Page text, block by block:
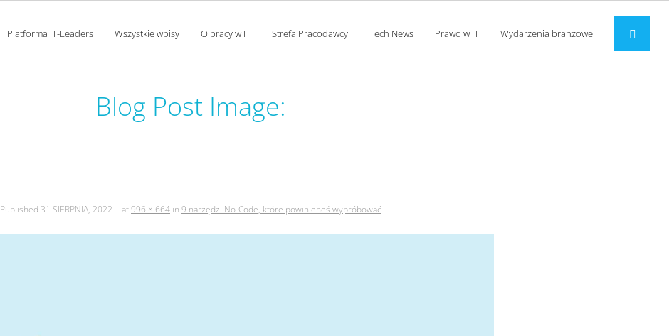
Platforma IT-Leaders Wszystkie wpisy O pracy w IT Strefa Pracodawcy Tech News Prawo w IT Wydarzenia branżowe
Blog Post Image:
Published 31 SIERPNIA, 2022 at996 × 664 in 9 narzędzi No-Code, które powinieneś wypróbować